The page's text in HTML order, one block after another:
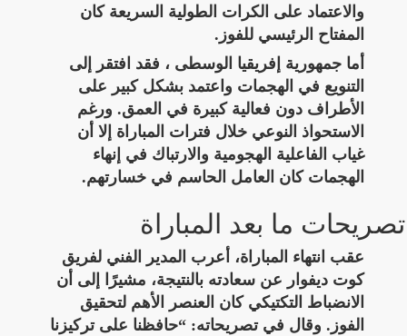
والاعتماد على الكرات الطولية السريعة كان
المفتاح الرئيسي للفوز.
أما جمهورية إفريقيا الوسطى ، فقد افتقر إلى
التنويع في الهجمات واعتمد بشكل كبير على
الأطراف دون فعالية كبيرة في العمق. ورغم
الاستحواذ النوعي خلال فترات المباراة إلا أن
غياب الفاعلية الهجومية والارتباك في إنهاء
الهجمات كان العامل الحاسم في خسارتهم.
تصريحات ما بعد المباراة
عقب انتهاء المباراة، أعرب المدير الفني لفريق
كوت ديفوار عن سعادته بالنتيجة، مشيرًا إلى أن
الانضباط التكتيكي كان العنصر الأهم لتحقيق
الفوز. وقال في تصريحاته: “حافظنا على تركيزنا